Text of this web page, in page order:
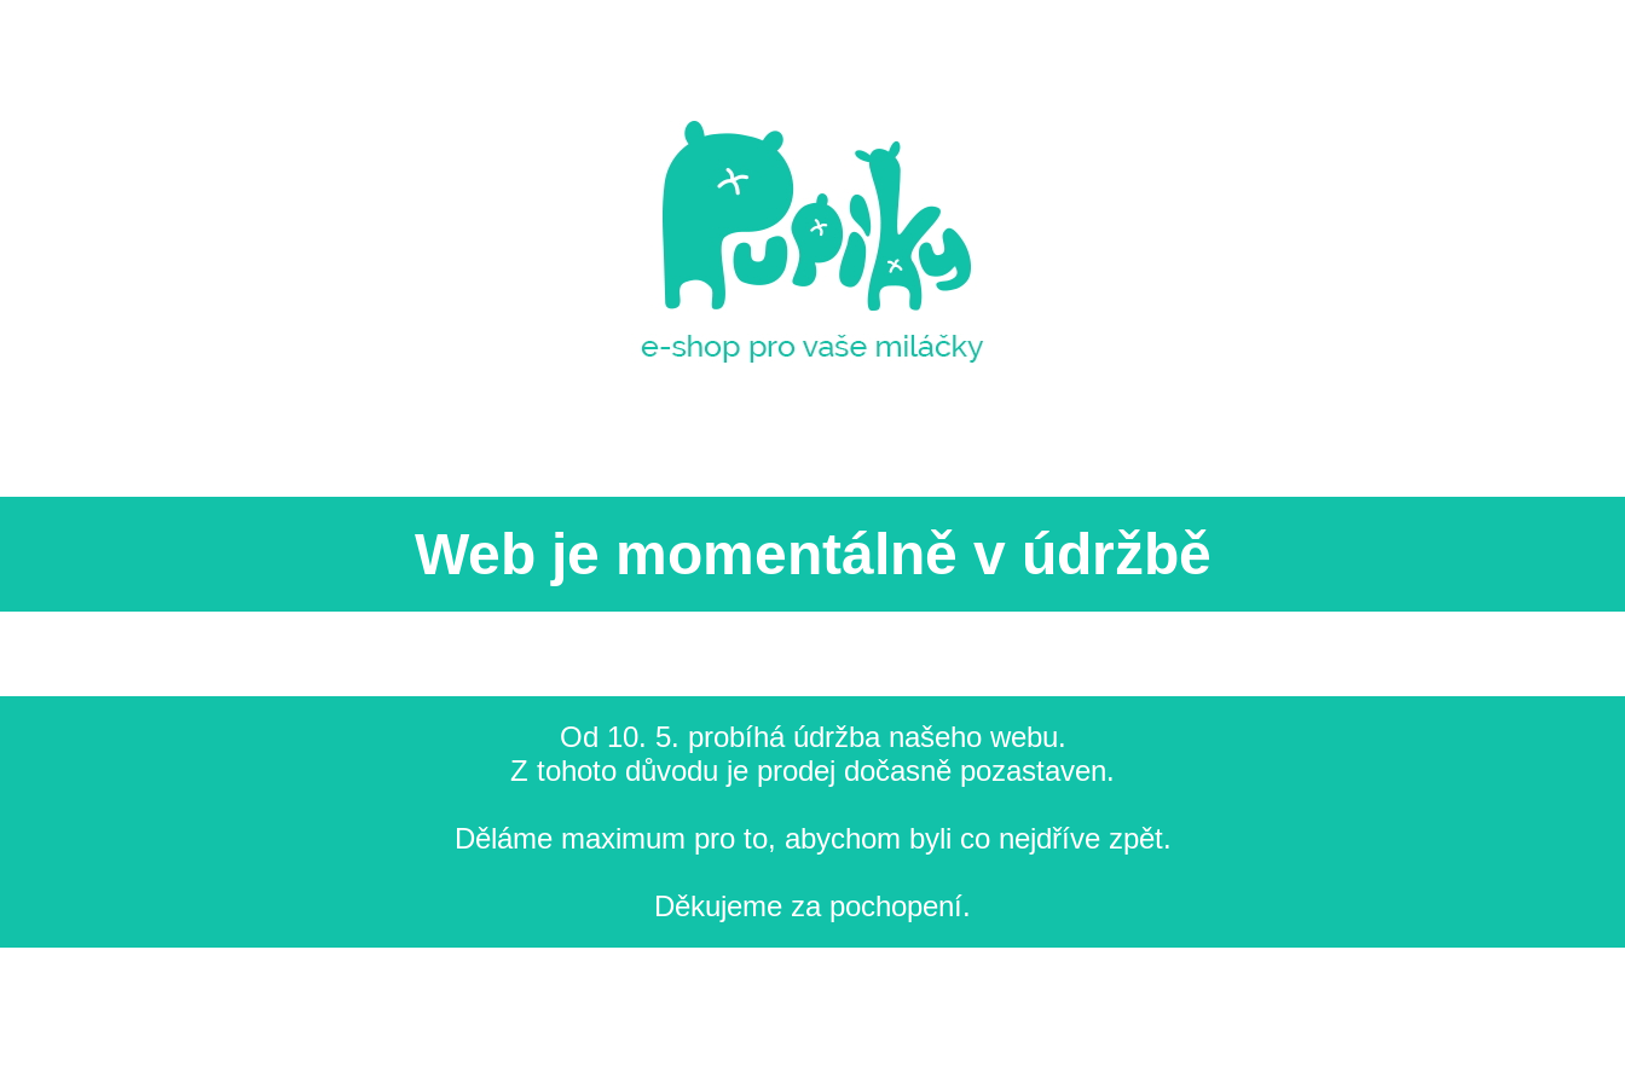
Web je momentálně v údržbě
Od 10. 5. probíhá údržba našeho webu.
Z tohoto důvodu je prodej dočasně pozastaven.
Děláme maximum pro to, abychom byli co nejdříve zpět.
Děkujeme za pochopení.